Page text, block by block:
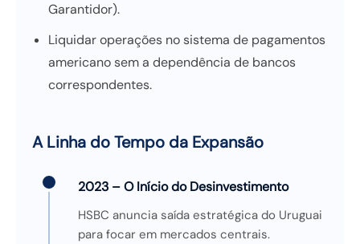
Garantidor).
Liquidar operações no sistema de pagamentos
americano sem a dependência de bancos
correspondentes.
A Linha do Tempo da Expansão
2023 – O Início do Desinvestimento
HSBC anuncia saída estratégica do Uruguai
para focar em mercados centrais.